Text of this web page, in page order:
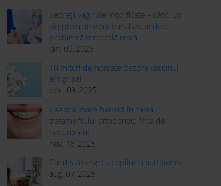
Secreții vaginale modificate – când un
simptom aparent banal ascunde o
problemă medicală reală
ian. 09, 2026
10 mituri demontate despre vaccinul
antigripal
dec. 09, 2025
Cea mai mare barieră în calea
tratamentului ortodontic: frica de
necunoscut
nov. 18, 2025
Când să mergi cu copilul la nutriționist
aug. 07, 2025